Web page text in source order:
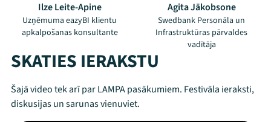
Ilze Leite-Apine
Uzņēmuma eazyBI klientu
apkalpošanas konsultante
Agita Jākobsone
Swedbank Personāla un
Infrastruktūras pārvaldes
vadītāja
SKATIES IERAKSTU
Šajā video tek arī par LAMPA pasākumiem. Festivāla ieraksti,
diskusijas un sarunas vienuviet.